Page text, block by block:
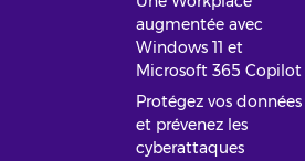
augmentée avec
Windows 11 et
Microsoft 365 Copilot
Protégez vos données
et prévenez les
cyberattaques